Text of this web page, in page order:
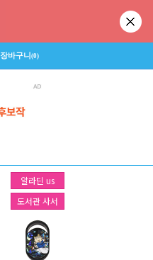
장바구니(0)
알라딘 us
도서관 사서